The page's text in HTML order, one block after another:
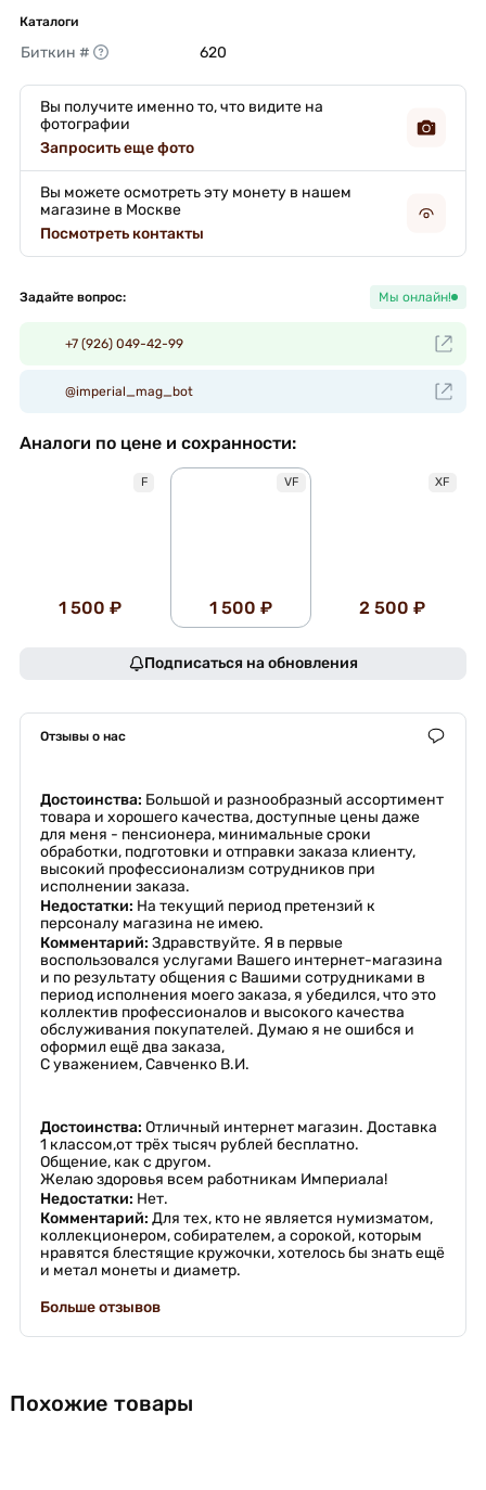
Каталоги
Биткин # 620
Вы получите именно то, что видите на
фотографии
Запросить еще фото
Вы можете осмотреть эту монету в нашем
магазине в Москве
Посмотреть контакты
Задайте вопрос: Мы онлайн!
+7 (926) 049-42-99
@imperial_mag_bot
Аналоги по цене и сохранности:
F
1 500 ₽
VF
1 500 ₽
XF
2 500 ₽
Подписаться на обновления
Отзывы о нас
Достоинства: Большой и разнообразный ассортимент
товара и хорошего качества, доступные цены даже
для меня - пенсионера, минимальные сроки
обработки, подготовки и отправки заказа клиенту,
высокий профессионализм сотрудников при
исполнении заказа.
Недостатки: На текущий период претензий к
персоналу магазина не имею.
Комментарий: Здравствуйте. Я в первые
воспользовался услугами Вашего интернет-магазина
и по результату общения с Вашими сотрудниками в
период исполнения моего заказа, я убедился, что это
коллектив профессионалов и высокого качества
обслуживания покупателей. Думаю я не ошибся и
оформил ещё два заказа,
С уважением, Савченко В.И.
Достоинства: Отличный интернет магазин. Доставка
1 классом,от трёх тысяч рублей бесплатно.
Общение, как с другом.
Желаю здоровья всем работникам Империала!
Недостатки: Нет.
Комментарий: Для тех, кто не является нумизматом,
коллекционером, собирателем, а сорокой, которым
нравятся блестящие кружочки, хотелось бы знать ещё
и метал монеты и диаметр.
Больше отзывов
Похожие товары